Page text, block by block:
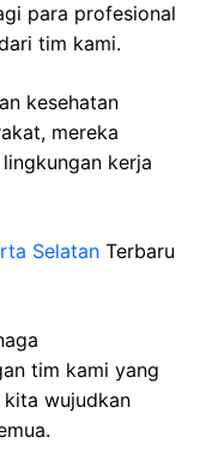
para profesional
tim kami.
kesehatan
mereka
kerja
Selatan Terbaru
tim kami yang
kita wujudkan